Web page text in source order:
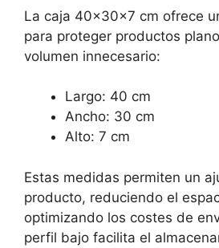
La caja 40x30x7 cm ofrece
para proteger productos
volumen innecesario:
Largo: 40 cm
Ancho: 30 cm
Alto: 7 cm
Estas medidas permiten un
producto, reduciendo el
optimizando los costes de
perfil bajo facilita el